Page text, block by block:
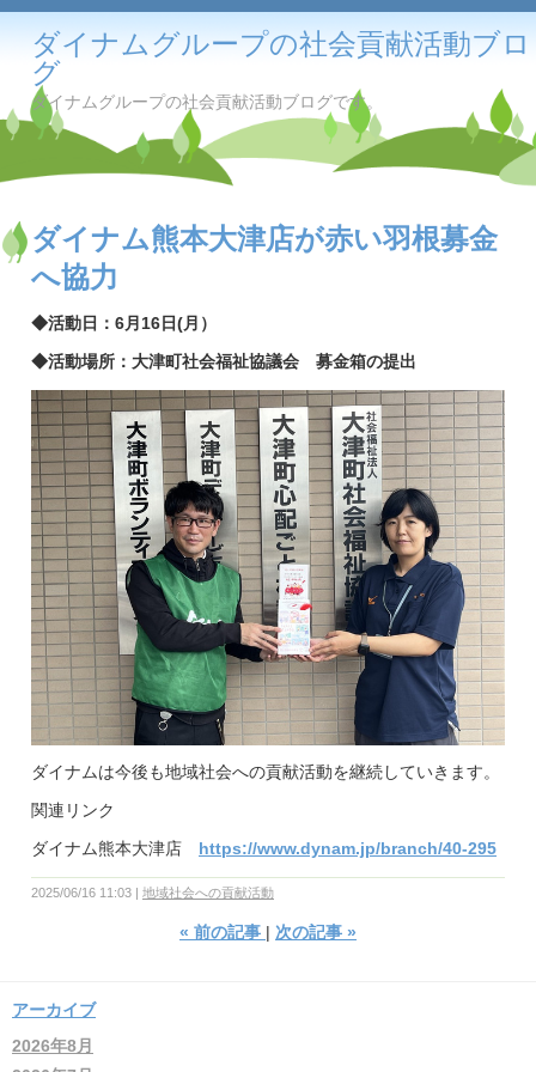
ダイナムグループの社会貢献活動ブロ
グ
ダイナムグループの社会貢献活動ブログです。
ダイナム熊本大津店が赤い羽根募金
へ協力
◆活動日：6月16日(月）
◆活動場所：大津町社会福祉協議会 募金箱の提出
ダイナムは今後も地域社会への貢献活動を継続していきます。
関連リンク
ダイナム熊本大津店 https://www.dynam.jp/branch/40-295
2025/06/16 11:03 地域社会への貢献活動
« 前の記事 次の記事 »
アーカイブ
2026年8月